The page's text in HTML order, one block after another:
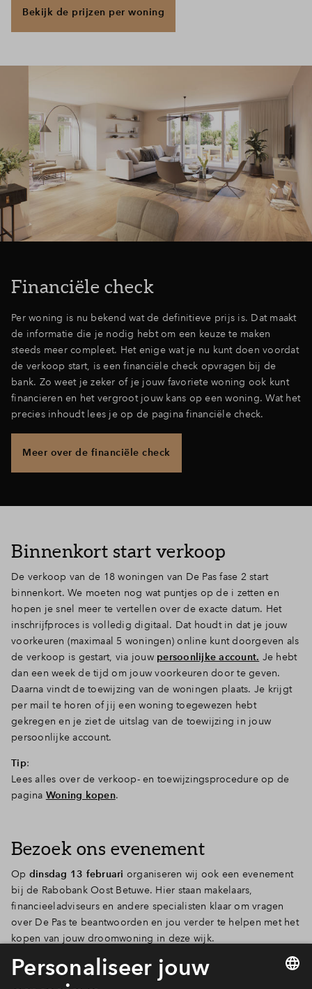
Bekijk de prijzen per woning
Financiële check
Per woning is nu bekend wat de definitieve prijs is. Dat maakt
de informatie die je nodig hebt om een keuze te maken
steeds meer compleet. Het enige wat je nu kunt doen voordat
de verkoop start, is een financiële check opvragen bij de
bank. Zo weet je zeker of je jouw favoriete woning ook kunt
financieren en het vergroot jouw kans op een woning. Wat het
precies inhoudt lees je op de pagina financiële check.
Meer over de financiële check
Binnenkort start verkoop
De verkoop van de 18 woningen van De Pas fase 2 start
binnenkort. We moeten nog wat puntjes op de i zetten en
hopen je snel meer te vertellen over de exacte datum. Het
inschrijfproces is volledig digitaal. Dat houdt in dat je jouw
voorkeuren (maximaal 5 woningen) online kunt doorgeven als
de verkoop is gestart, via jouw persoonlijke account. Je hebt
dan een week de tijd om jouw voorkeuren door te geven.
Daarna vindt de toewijzing van de woningen plaats. Je krijgt
per mail te horen of jij een woning toegewezen hebt
gekregen en je ziet de uitslag van de toewijzing in jouw
persoonlijke account.
Tip:
Lees alles over de verkoop- en toewijzingsprocedure op de
pagina Woning kopen.
Bezoek ons evenement
Op dinsdag 13 februari organiseren wij ook een evenement
bij de Rabobank Oost Betuwe. Hier staan makelaars,
financieeladviseurs en andere specialisten klaar om vragen
over De Pas te beantwoorden en jou verder te helpen met het
kopen van jouw droomwoning in deze wijk.
Inloop van: 18:30 tot 20:00 uur
Industrieweg Oost 16 in Elst